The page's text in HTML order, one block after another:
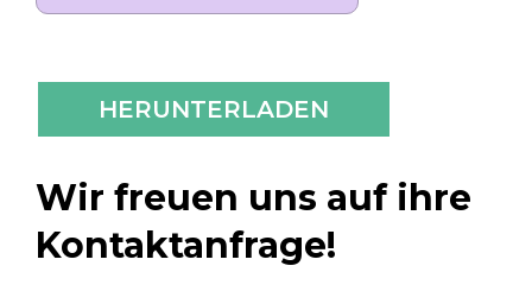
Wir freuen uns auf ihre
Kontaktanfrage!